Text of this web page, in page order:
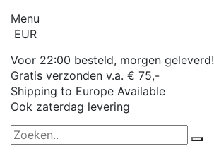
Menu
EUR
Voor 22:00 besteld, morgen geleverd!
Gratis verzonden v.a. € 75,-
Shipping to Europe Available
Ook zaterdag levering